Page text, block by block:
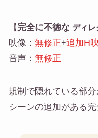
【 完全に不徳な ディレ
映像： 無修正+追加H
音声： 無修正
規制で隠れている部
シーンの追加がある完